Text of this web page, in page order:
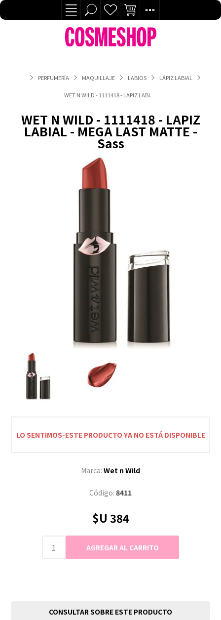
PERFUMERÍA MAQUILLAJE LABIOS LÁPIZ LABIAL
WET N WILD - 1111418 - LAPIZ LABIAL - MEGA LAST MATTE -
WET N WILD - 1111418 - LAPIZ
LABIAL - MEGA LAST MATTE -
Sass
LO SENTIMOS-ESTE PRODUCTO YA NO ESTÁ DISPONIBLE
Marca: Wet n Wild
Código: 8411
$U 384
CONSULTAR SOBRE ESTE PRODUCTO